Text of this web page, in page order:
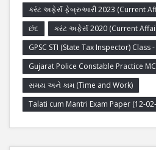
કરંટ અફેર્સ ફેબ્રુઆરી 2023 (Current
છંદ
કરંટ અફેર્સ 2020 (Current
GPSC STI (State Tax Inspector) Class
Gujarat Police Constable Practice
સમય અને કામ (Time and Work)
Talati cum Mantri Exam Paper (12-